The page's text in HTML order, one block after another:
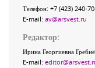
Телефон: +7 (423) 240-
E-mail: av@arsvest.ru
Редактор:
Ирина Георгиевна
E-mail: